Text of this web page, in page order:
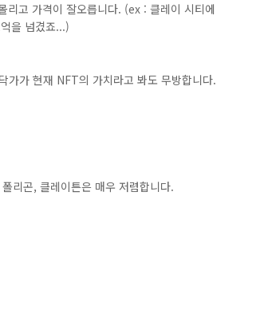
리고 가격이 잘오릅니다. (ex : 클레이 시티에
을 넘겼죠...)
가가 현재 NFT의 가치라고 봐도 무방합니다.
리곤, 클레이튼은 매우 저렴합니다.